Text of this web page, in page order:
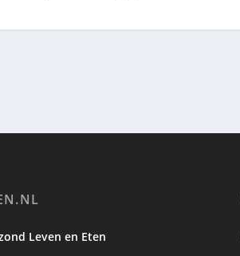
Leven en Eten